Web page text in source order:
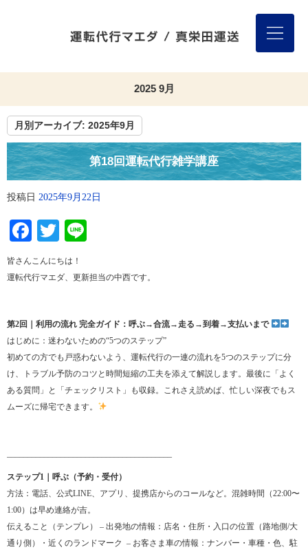
2025 9月
月別アーカイブ: 2025年9月
第18回運転代行雑学講座
投稿日 2025年9月22日
Facebook
Twitter
皆さんこんにちは！
運転代行マエダ、更新担当の中西です。
第2回｜利用の流れ 完全ガイド：呼ぶ→合流→走る→到着→支払いまで
はじめに：迷わないための“5つのステップ”
初めての方でも戸惑わないよう、運転代行の一連の流れを5つのステップに分
け、トラブル予防のコツと時間短縮の工夫を添えて解説します。最後に「よく
ある質問」と「チェックリスト」も収録。これさえ読めば、忙しい深夜でもス
ムーズに帰宅できます。
ステップ1｜呼ぶ（予約・受付）
方法：電話、公式LINE、アプリ、提携店からのコールなど。混雑時間（22:00〜
1:00）は早め連絡が吉。
伝えること（テンプレ） – 出発地の情報：店名・住所・入口の位置（路地側/大
通り側）・近くのランドマーク – お客さま車の情報：ナンバー・車種・色、駐